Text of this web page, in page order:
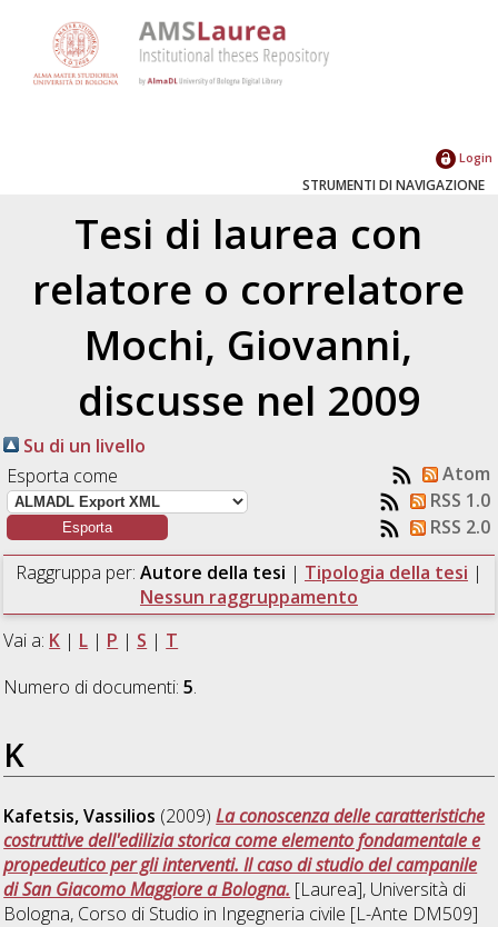
Login
STRUMENTI DI NAVIGAZIONE
Tesi di laurea con
relatore o correlatore
Mochi, Giovanni,
discusse nel 2009
Su di un livello
Esporta come
Atom
RSS 1.0
RSS 2.0
Raggruppa per: Autore della tesi | Tipologia della tesi |
Nessun raggruppamento
Vai a: K | L | P | S | T
Numero di documenti:5.
K
Kafetsis, Vassilios (2009)La conoscenza delle caratteristiche
costruttive dell'edilizia storica come elemento fondamentale e
propedeutico per gli interventi. Il caso di studio del campanile
di San Giacomo Maggiore a Bologna. [Laurea], Università di
Bologna, Corso di Studio in Ingegneria civile [L-Ante DM509]